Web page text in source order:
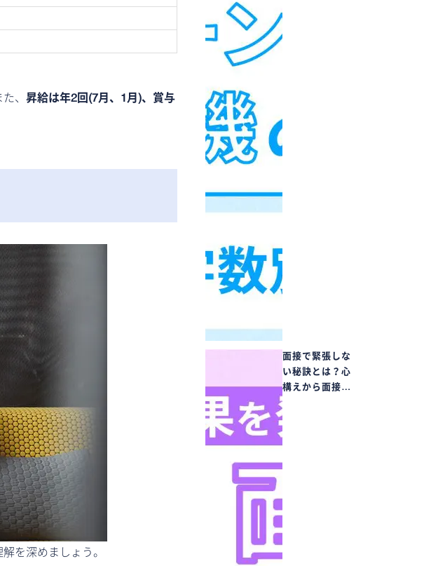
、 昇給は年2回(7月、1月)、賞与
を深めましょう。
面接で緊張しな
い秘訣とは？心
構えから面接…